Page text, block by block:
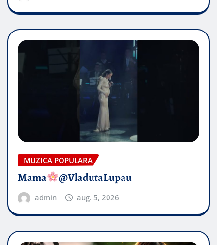
MUZICA POPULARA
Mama @VladutaLupau
admin aug. 5, 2026